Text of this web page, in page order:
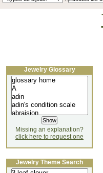
Jewelry Glossary
Missing an explanation?
click here to request one
Jewelry Theme Search